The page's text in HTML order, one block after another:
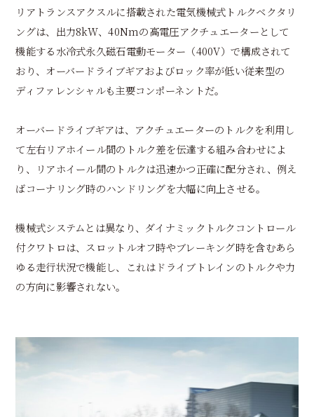
リアトランスアクスルに搭載された電気機械式トルクベクタリ
ングは、出力8kW、40Nmの高電圧アクチュエーターとして
機能する水冷式永久磁石電動モーター（400V）で構成されて
おり、オーバードライブギアおよびロック率が低い従来型の
ディファレンシャルも主要コンポーネントだ。
オーバードライブギアは、アクチュエーターのトルクを利用し
て左右リアホイール間のトルク差を伝達する組み合わせによ
り、リアホイール間のトルクは迅速かつ正確に配分され、例え
ばコーナリング時のハンドリングを大幅に向上させる。
機械式システムとは異なり、ダイナミックトルクコントロール
付クワトロは、スロットルオフ時やブレーキング時を含むあら
ゆる走行状況で機能し、これはドライブトレインのトルクや力
の方向に影響されない。